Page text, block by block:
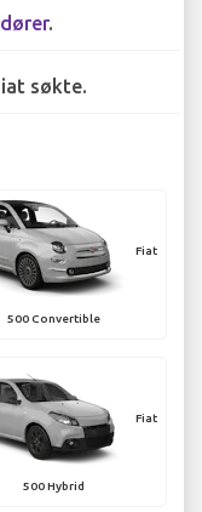
.
søkte.
Fiat
500 Convertible
Fiat
500 Hybrid